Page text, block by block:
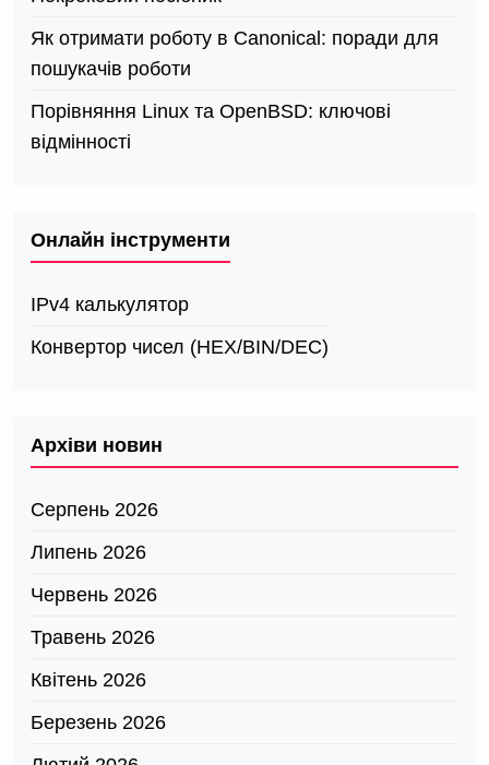
Як отримати роботу в Canonical: поради для
пошукачів роботи
Порівняння Linux та OpenBSD: ключові
відмінності
Онлайн інструменти
IPv4 калькулятор
Конвертор чисел (HEX/BIN/DEC)
Архіви новин
Серпень 2026
Липень 2026
Червень 2026
Травень 2026
Квітень 2026
Березень 2026